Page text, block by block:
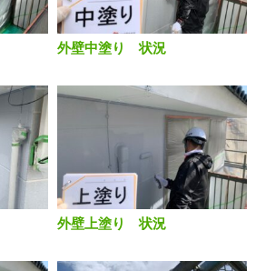
外壁中塗り 状況
外壁上塗り 状況